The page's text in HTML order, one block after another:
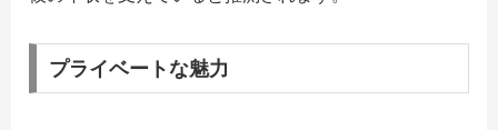
プライベートな魅力